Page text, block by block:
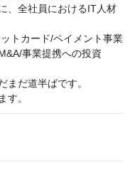
、全社員におけるIT人材
トカード/ペイメント事業
事業提携への投資
まだ道半ばです。
す。